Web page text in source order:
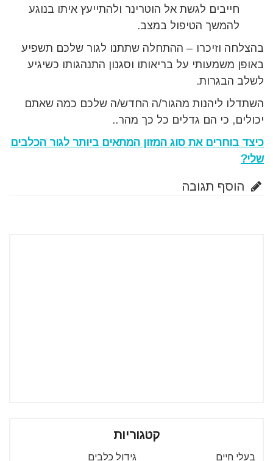
חייבים לגשת אל הוטרינר ולהתייעץ איתו בנוגע
להמשך הטיפול במצב.
בהצלחה וזיכרו – ההתחלה שתתנו לגור שלכם תשפיע
באופן משמעותי על בריאותו וסגנון התנהגותו כשיגיע
לשלב הבגרות.
השתדלו ליהנות מהגור/ה החדש/ה שלכם כמה שאתם
יכולים, כי הם גדלים כל כך מהר..
כיצד בוחרים את סוג המזון המתאים ביותר לגור הכלבים
שלי?
הוסף תגובה
קטגוריות
בעלי חיים
גידול כלבים